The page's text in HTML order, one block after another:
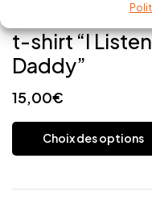
t-shirt “I
Daddy”
15,00€
Choix des options